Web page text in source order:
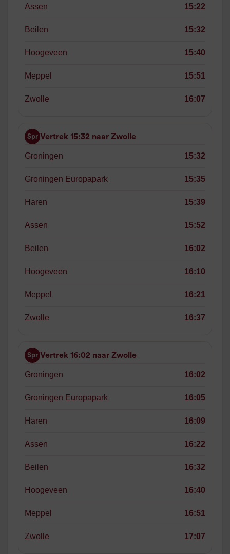
Assen 15:22
Beilen 15:32
Hoogeveen 15:40
Meppel 15:51
Zwolle 16:07
Spr Vertrek 15:32 naar Zwolle
Groningen 15:32
Groningen Europapark 15:35
Haren 15:39
Assen 15:52
Beilen 16:02
Hoogeveen 16:10
Meppel 16:21
Zwolle 16:37
Spr Vertrek 16:02 naar Zwolle
Groningen 16:02
Groningen Europapark 16:05
Haren 16:09
Assen 16:22
Beilen 16:32
Hoogeveen 16:40
Meppel 16:51
Zwolle 17:07